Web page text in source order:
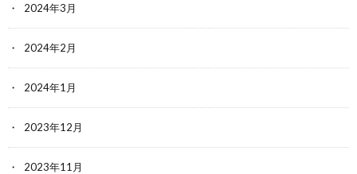
2024年3月
2024年2月
2024年1月
2023年12月
2023年11月